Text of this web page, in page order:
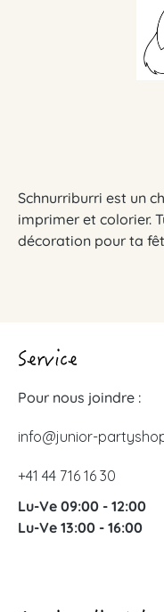
Schnurriburri est un
imprimer et colorier.
décoration pour ta
Service
Pour nous joindre :
info@junior-
+41 44 716 16 30
Lu-Ve 09:00 - 12:00
Lu-Ve 13:00 - 16:00